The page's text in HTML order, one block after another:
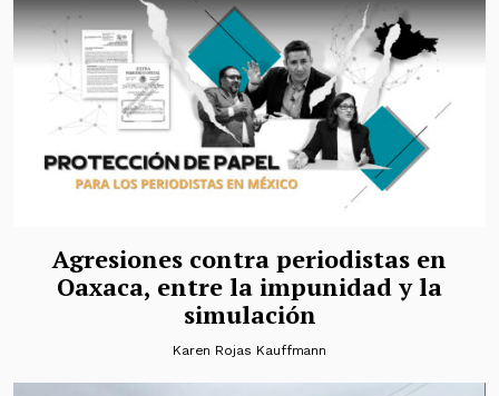
Agresiones contra periodistas en
Oaxaca, entre la impunidad y la
simulación
Karen Rojas Kauffmann